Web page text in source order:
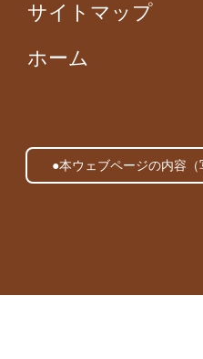
サイトマップ
ホーム
●本ウェブページの内容